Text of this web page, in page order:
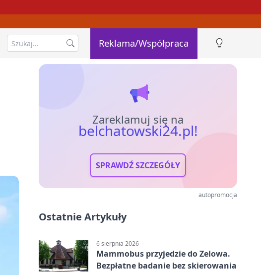
Reklama/Współpraca
Zareklamuj się na
belchatowski24.pl!
SPRAWDŹ SZCZEGÓŁY
autopromocja
Ostatnie Artykuły
6 sierpnia 2026
Mammobus przyjedzie do Zelowa.
Bezpłatne badanie bez skierowania